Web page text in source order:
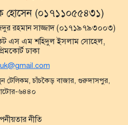
হোসেন (০১৭১১০৫৫৪৩১)
রহমান সাজ্জাদ (০১৭১৯৭৯৩০০৩)
এস এম শহিদুল ইসলাম সোহেল,
ঢাকা
মুন টেলিকম, চাঁচকৈড় বাজার, গুরুদাসপুর,
৬৪৪০
নীতি